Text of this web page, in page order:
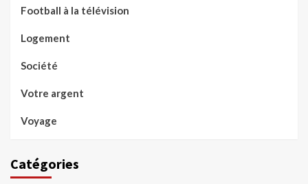
Football à la télévision
Logement
Société
Votre argent
Voyage
Catégories